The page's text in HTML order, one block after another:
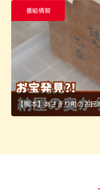
番組情報
【熊本】あさぎり町の古